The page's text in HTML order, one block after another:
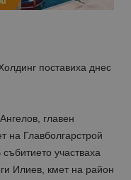
поставиха днес
главен
на Главболгарстрой
участваха
Илиев, кмет на район